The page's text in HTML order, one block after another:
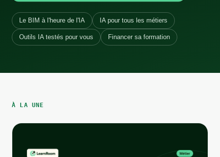
Le BIM à l'heure de l'IA IA pour tous les métiers
Outils IA testés pour vous Financer sa formation
À LA UNE